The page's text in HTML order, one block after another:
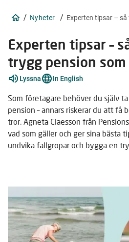
/ Nyheter / Experten tipsar –
Experten tipsar –
trygg pension
Förklara
ord
stycken
Lyssna In English
Som företagare behöver du själv
pension – annars riskerar du att få
tror. Agneta Claesson från
vad som gäller och ger sina bästa
undvika fallgropar och bygga en